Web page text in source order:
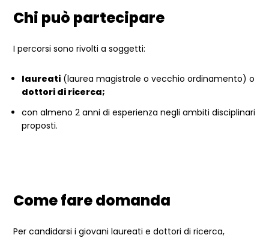
Chi può partecipare
I percorsi sono rivolti a soggetti:
laureati (laurea magistrale o vecchio ordinamento) o
dottori di ricerca;
con almeno 2 anni di esperienza negli ambiti disciplinari
proposti.
Come fare domanda
Per candidarsi i giovani laureati e dottori di ricerca,